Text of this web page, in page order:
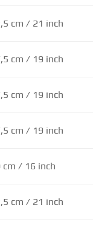
cm / 21 inch
cm / 19 inch
cm / 19 inch
cm / 19 inch
/ 16 inch
cm / 21 inch